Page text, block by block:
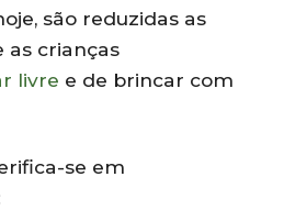
são reduzidas as
as crianças
livre e de brincar com
se em